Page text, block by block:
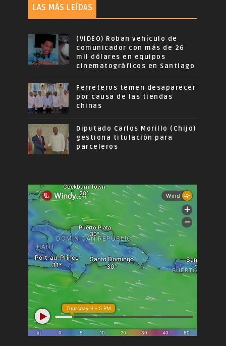
LAS MÁS LEÍDAS
(VIDEO) Roban vehículo de
comunicador con más de 26
mil dólares en equipos
cinematográficos en Santiago
Ferreteros temen desaparecer
por causa de las tiendas
chinas
Diputado Carlos Morillo (Chijo)
gestiona titulación para
parceleros